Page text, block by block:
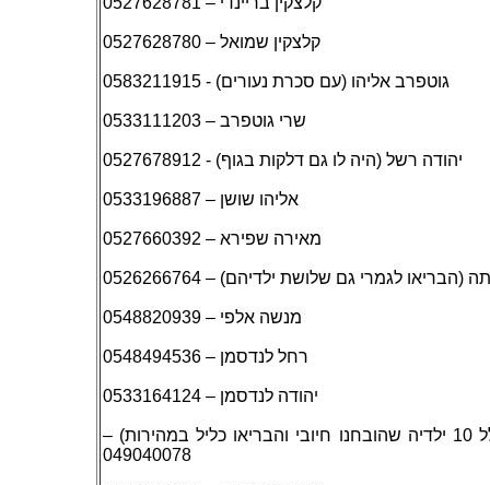
קלצקין שמואל – 0527628780
גוטפרב אליהו (עם סכרת נעורים) - 0583211915
שרי גוטפרב – 0533111203
יהודה רשל (היה לו גם דלקות בגוף) - 0527678912
אליהו שושן – 0533196887
מאירה שפירא – 0527660392
לגמרי גם שלושת ילדיהם) – 0526266764
מנשה אלפי – 0548820939
רחל לנדסמן – 0548494536
יהודה לנדסמן – 0533164124
אלישבע מזרחי (כולל 10 ילדיה שהובחנו חיובי והבריאו כליל במהירות) –
049040078